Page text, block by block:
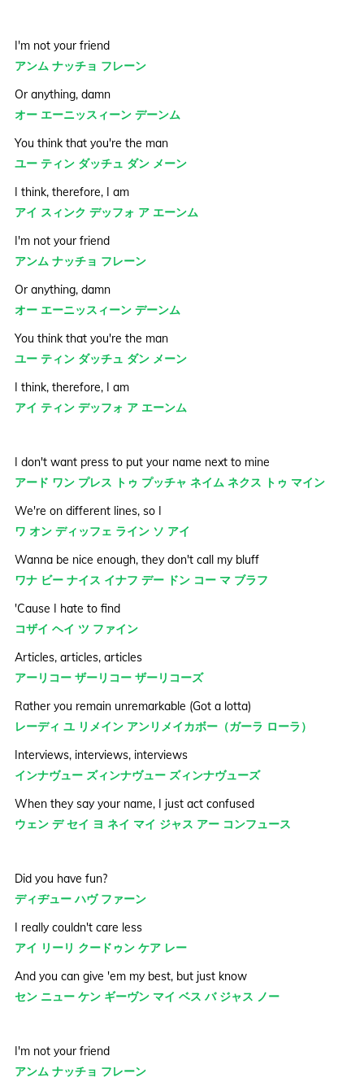
I'm not your friend
アンム ナッチョ フレーン
Or anything, damn
オー エーニッスィーン デーンム
You think that you're the man
ユー ティン ダッチュ ダン メーン
I think, therefore, I am
アイ スィンク デッフォ ア エーンム
I'm not your friend
アンム ナッチョ フレーン
Or anything, damn
オー エーニッスィーン デーンム
You think that you're the man
ユー ティン ダッチュ ダン メーン
I think, therefore, I am
アイ ティン デッフォ ア エーンム
I don't want press to put your name next to mine
アード ワン プレス トゥ プッチャ ネイム ネクス トゥ マイン
We're on different lines, so I
ワ オン ディッフェ ライン ソ アイ
Wanna be nice enough, they don't call my bluff
ワナ ビー ナイス イナフ デー ドン コー マ ブラフ
'Cause I hate to find
コザイ ヘイ ツ ファイン
Articles, articles, articles
アーリコー ザーリコー ザーリコーズ
Rather you remain unremarkable (Got a lotta)
レーディ ユ リメイン アンリメイカボー（ガーラ ローラ）
Interviews, interviews, interviews
インナヴュー ズィンナヴュー ズィンナヴューズ
When they say your name, I just act confused
ウェン デ セイ ヨ ネイ マイ ジャス アー コンフュース
Did you have fun?
ディヂュー ハヴ ファーン
I really couldn't care less
アイ リーリ クードゥン ケア レー
And you can give 'em my best, but just know
セン ニュー ケン ギーヴン マイ ベス バ ジャス ノー
I'm not your friend
アンム ナッチョ フレーン